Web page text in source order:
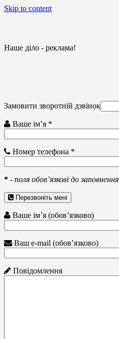
Skip to content
Наше діло - реклама!
Замовити зворотній дзвінок
Ваше ім’я *
Номер телефона *
* - поля обов’язкові до заповнення
Перезвоніть мені
Ваше ім’я (обов’язково)
Ваш e-mail (обов’язково)
Повідомлення